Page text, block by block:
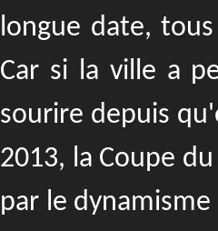
longue date,
Car si la ville a
sourire depuis
2013, la Coupe
par le